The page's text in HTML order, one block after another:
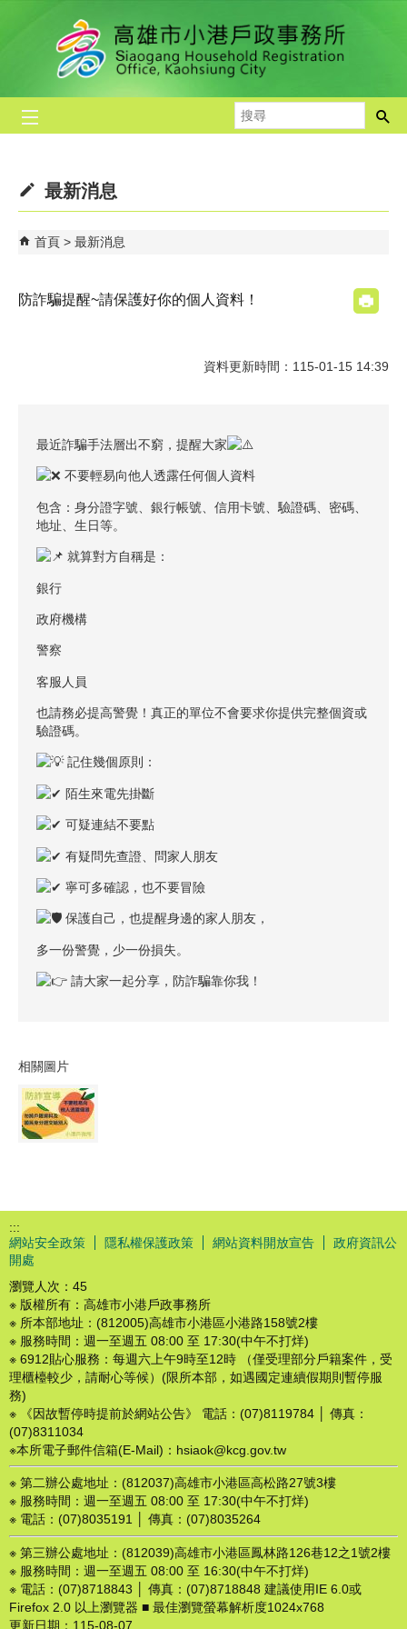
跳到主要內容區塊
尋
最新消息
首頁 最新消息
防詐騙提醒~請保護好你的個人資料！
資料更新時間：115-01-15 14:39
最近詐騙手法層出不窮，提醒大家
不要輕易向他人透露任何個人資料
包含：身分證字號、銀行帳號、信用卡號、驗證碼、密碼、
地址、生日等。
就算對方自稱是：
銀行
政府機構
警察
客服人員
也請務必提高警覺！真正的單位不會要求你提供完整個資或
驗證碼。
記住幾個原則：
陌生來電先掛斷
可疑連結不要點
有疑問先查證、問家人朋友
寧可多確認，也不要冒險
保護自己，也提醒身邊的家人朋友，
多一份警覺，少一份損失。
請大家一起分享，防詐騙靠你我！
相關圖片
:::
網站安全政策
隱私權保護政策 網站資料開放宣告
政府資訊公
開處
瀏覽人次： 45
※ 版權所有：高雄市小港戶政事務所
※ 所本部地址：(812005)高雄市小港區小港路158號2樓
※ 服務時間：週一至週五 08:00 至 17:30(中午不打烊)
※ 6912貼心服務：每週六上午9時至12時 （僅受理部分戶籍案件，受
理櫃檯較少，請耐心等候）(限所本部，如遇國定連續假期則暫停服
務)
※ 《因故暫停時提前於網站公告》 電話：(07)8119784 │ 傳真：
(07)8311034
※本所電子郵件信箱(E-Mail)：hsiaok@kcg.gov.tw
※ 第二辦公處地址：(812037)高雄市小港區高松路27號3樓
※ 服務時間：週一至週五 08:00 至 17:30(中午不打烊)
※ 電話：(07)8035191 │ 傳真：(07)8035264
※ 第三辦公處地址：(812039)高雄市小港區鳳林路126巷12之1號2樓
※ 服務時間：週一至週五 08:00 至 16:30(中午不打烊)
※ 電話：(07)8718843 │ 傳真：(07)8718848 建議使用IE 6.0或
Firefox 2.0 以上瀏覽器 ■ 最佳瀏覽螢幕解析度1024x768
更新日期： 115-08-07